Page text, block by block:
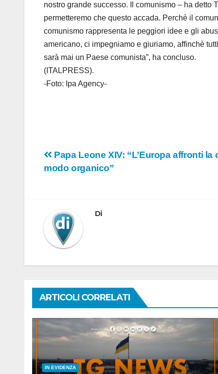
nostro grande successo. Il comunismo – ha detto
permetteremo che questo accada. Perchè il
comunismo rappresenta le peggiori idee e gli
americano, ci impegniamo e giuriamo, affinchè
sarà mai un Paese comunista”, ha concluso.
(ITALPRESS).
-Foto: Ipa Agency-
Navigazione
articoli
Papa Leone XIV: “L’Europa affronti
modo organico”
Di
ARTICOLI CORRELATI
IN EVIDENZA